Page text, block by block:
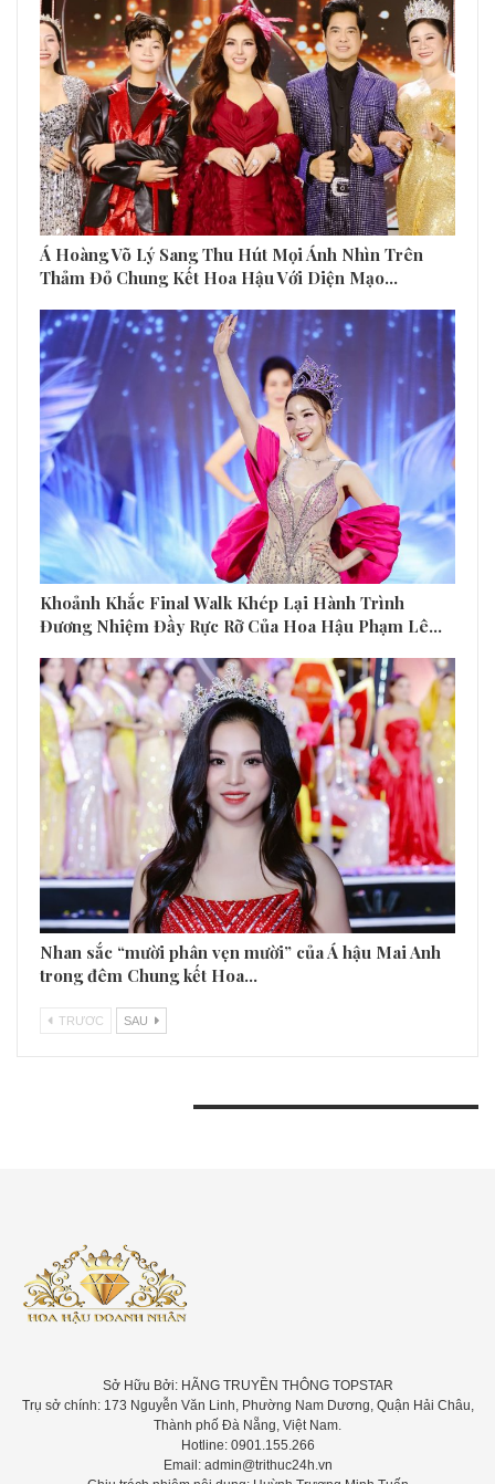
Á Hoàng Võ Lý Sang Thu Hút Mọi Ánh Nhìn Trên
Thảm Đỏ Chung Kết Hoa Hậu Với Diện Mạo…
Khoảnh Khắc Final Walk Khép Lại Hành Trình
Đương Nhiệm Đầy Rực Rỡ Của Hoa Hậu Phạm Lê…
Nhan sắc “mười phân vẹn mười” của Á hậu Mai Anh
trong đêm Chung kết Hoa…
TRƯƠC SAU
Sở Hữu Bởi: HÃNG TRUYỀN THÔNG TOPSTAR
Trụ sở chính: 173 Nguyễn Văn Linh, Phường Nam Dương, Quận Hải Châu,
Thành phố Đà Nẵng, Việt Nam.
Hotline: 0901.155.266
Email: admin@trithuc24h.vn